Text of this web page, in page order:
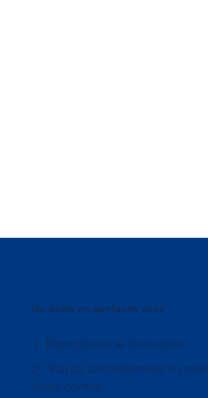
Un devis en quelques clics
1. Remplissez le formulaire
2. Payez annuellement ou
votre contrat